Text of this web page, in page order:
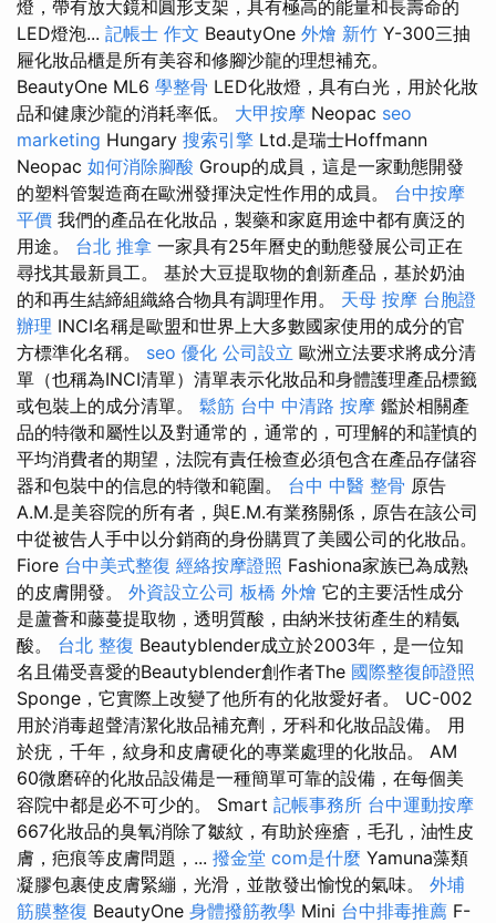
燈，帶有放大鏡和圓形支架，具有極高的能量和長壽命的
LED燈泡... 記帳士 作文 BeautyOne 外燴 新竹 Y-300三抽
屜化妝品櫃是所有美容和修腳沙龍的理想補充。
BeautyOne ML6 學整骨 LED化妝燈，具有白光，用於化妝
品和健康沙龍的消耗率低。 大甲按摩 Neopac seo
marketing Hungary 搜索引擎 Ltd.是瑞士Hoffmann
Neopac 如何消除腳酸 Group的成員，這是一家動態開發
的塑料管製造商在歐洲發揮決定性作用的成員。 台中按摩
平價 我們的產品在化妝品，製藥和家庭用途中都有廣泛的
用途。 台北 推拿 一家具有25年曆史的動態發展公司正在
尋找其最新員工。 基於大豆提取物的創新產品，基於奶油
的和再生結締組織絡合物具有調理作用。 天母 按摩 台胞證
辦理 INCI名稱是歐盟和世界上大多數國家使用的成分的官
方標準化名稱。 seo 優化 公司設立 歐洲立法要求將成分清
單（也稱為INCI清單）清單表示化妝品和身體護理產品標籤
或包裝上的成分清單。 鬆筋 台中 中清路 按摩 鑑於相關產
品的特徵和屬性以及對通常的，通常的，可理解的和謹慎的
平均消費者的期望，法院有責任檢查必須包含在產品存儲容
器和包裝中的信息的特徵和範圍。 台中 中醫 整骨 原告
A.M.是美容院的所有者，與E.M.有業務關係，原告在該公司
中從被告人手中以分銷商的身份購買了美國公司的化妝品。
Fiore 台中美式整復 經絡按摩證照 Fashiona家族已為成熟
的皮膚開發。 外資設立公司 板橋 外燴 它的主要活性成分
是蘆薈和藤蔓提取物，透明質酸，由納米技術產生的精氨
酸。 台北 整復 Beautyblender成立於2003年，是一位知
名且備受喜愛的Beautyblender創作者The 國際整復師證照
Sponge，它實際上改變了他所有的化妝愛好者。 UC-002
用於消毒超聲清潔化妝品補充劑，牙科和化妝品設備。 用
於疣，千年，紋身和皮膚硬化的專業處理的化妝品。 AM
60微磨碎的化妝品設備是一種簡單可靠的設備，在每個美
容院中都是必不可少的。 Smart 記帳事務所 台中運動按摩
667化妝品的臭氧消除了皺紋，有助於痤瘡，毛孔，油性皮
膚，疤痕等皮膚問題，... 撥金堂 com是什麼 Yamuna藻類
凝膠包裹使皮膚緊繃，光滑，並散發出愉悅的氣味。 外埔
筋膜整復 BeautyOne 身體撥筋教學 Mini 台中排毒推薦 F-